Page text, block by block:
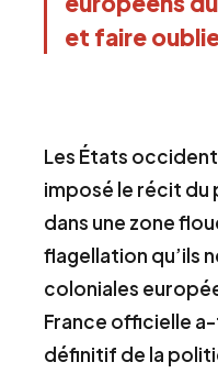
et faire
Les États
imposé le récit du
dans une zone
flagellation qu’ils
coloniales
France officielle
définitif de la